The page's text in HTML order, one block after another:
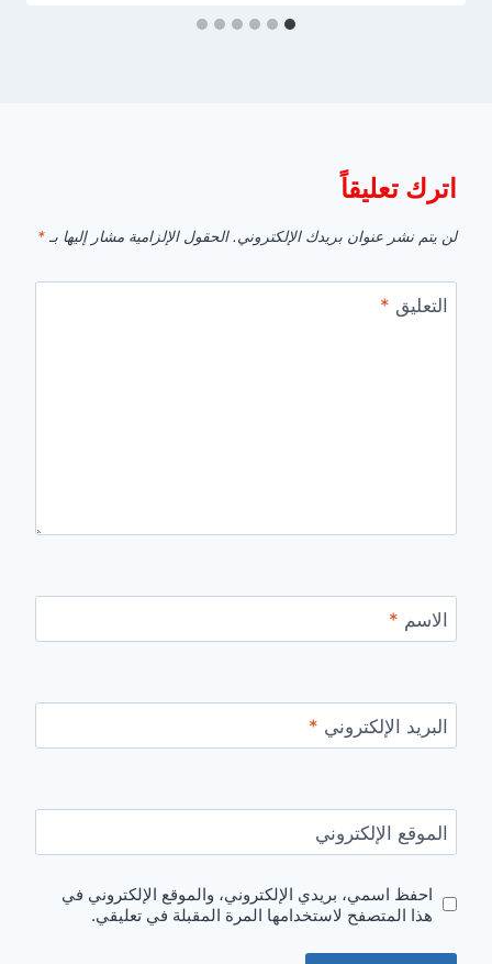
اترك تعليقاً
لن يتم نشر عنوان بريدك الإلكتروني. الحقول الإلزامية مشار إليها بـ *
التعليق *
الاسم *
البريد الإلكتروني *
الموقع الإلكتروني
احفظ اسمي، بريدي الإلكتروني، والموقع الإلكتروني في
هذا المتصفح لاستخدامها المرة المقبلة في تعليقي.